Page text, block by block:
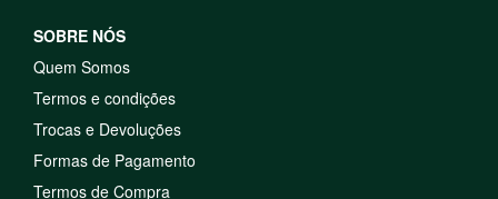
SOBRE NÓS
Quem Somos
Termos e condições
Trocas e Devoluções
Formas de Pagamento
Termos de Compra